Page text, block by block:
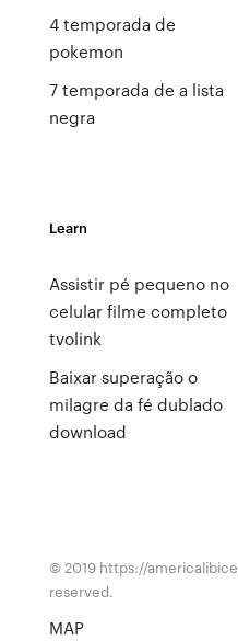
4 temporada de
pokemon
7 temporada de a lista
negra
Learn
Assistir pé pequeno no
celular filme completo
tvolink
Baixar superação o
milagre da fé dublado
download
© 2019 https://
reserved.
MAP